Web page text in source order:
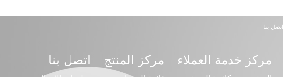
اتصل بنا
مركز خدمة العملاء مركز المنتج اتصل بنا